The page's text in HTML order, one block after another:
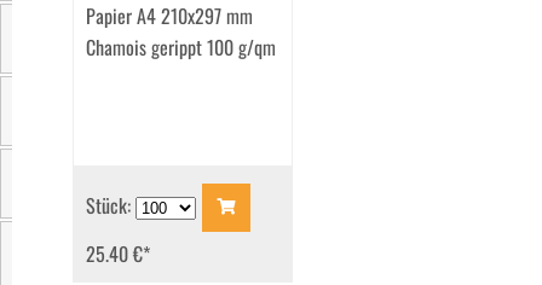
Verpackungseinheit
Zertifizierung
Papier A4 210x297 mm
Chamois gerippt 100 g/qm
Stück:
25.40 €*